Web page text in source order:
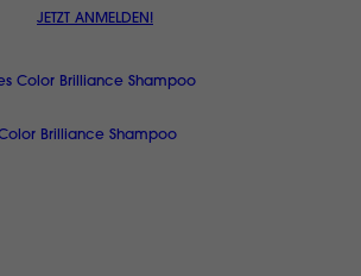
JETZT ANMELDEN!
Brilliance Shampoo